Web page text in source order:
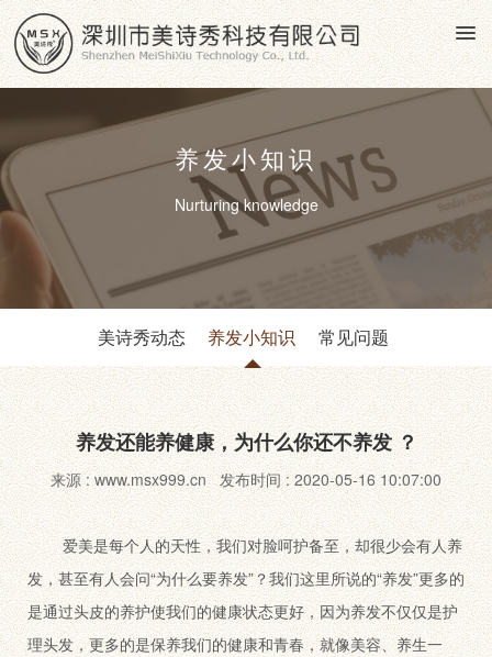
养发小知识
Nurturing knowledge
美诗秀动态 养发小知识 常见问题
养发还能养健康，为什么你还不养发 ？
来源 : www.msx999.cn 发布时间 : 2020-05-16 10:07:00
爱美是每个人的天性，我们对脸呵护备至，却很少会有人养
发，甚至有人会问“为什么要养发”？我们这里所说的“养发”更多的
是通过头皮的养护使我们的健康状态更好，因为养发不仅仅是护
理头发，更多的是保养我们的健康和青春，就像美容、养生一